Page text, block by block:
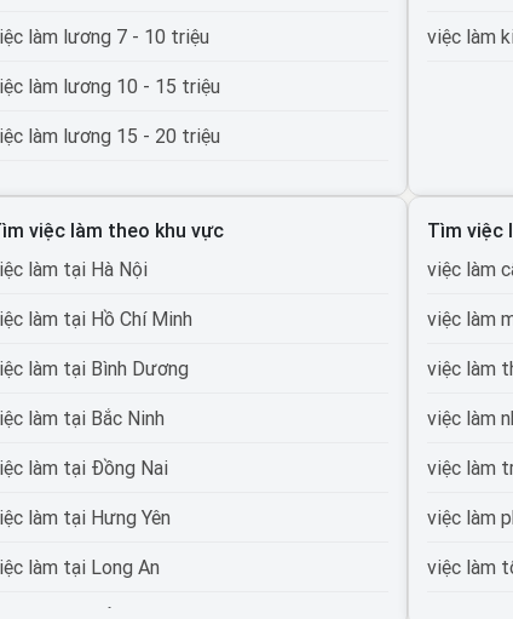
làm lương 7 - 10 triệu
làm lương 10 - 15 triệu
làm lương 15 - 20 triệu
làm lương trên 30 triệu
việc làm lương trên 50 triệu
việc làm lương trên 100 triệu
việc làm
việc làm theo khu vực
làm tại Hà Nội
làm tại Hồ Chí Minh
làm tại Bình Dương
làm tại Bắc Ninh
làm tại Đồng Nai
làm tại Hưng Yên
làm tại Long An
Tìm việc
việc làm
việc làm
việc làm
việc làm
việc làm
việc làm
việc làm